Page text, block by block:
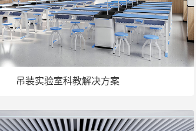
吊装实验室科教解决方案